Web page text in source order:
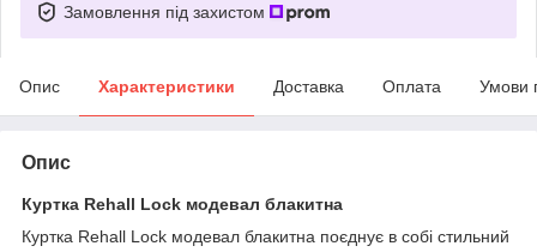
Замовлення під захистом
Опис Характеристики Доставка Оплата Умови
Опис
Куртка Rehall Lock модевал блакитна
Куртка Rehall Lock модевал блакитна поєднує в собі стильний